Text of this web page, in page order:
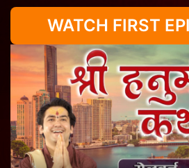
WATCH FIRST